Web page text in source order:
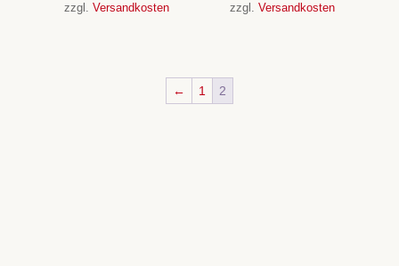
zzgl. Versandkosten zzgl.Versandkosten
← 1 2